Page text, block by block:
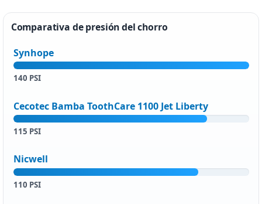
Comparativa de presión del chorro
Synhope
140 PSI
Cecotec Bamba ToothCare 1100 Jet Liberty
115 PSI
Nicwell
110 PSI